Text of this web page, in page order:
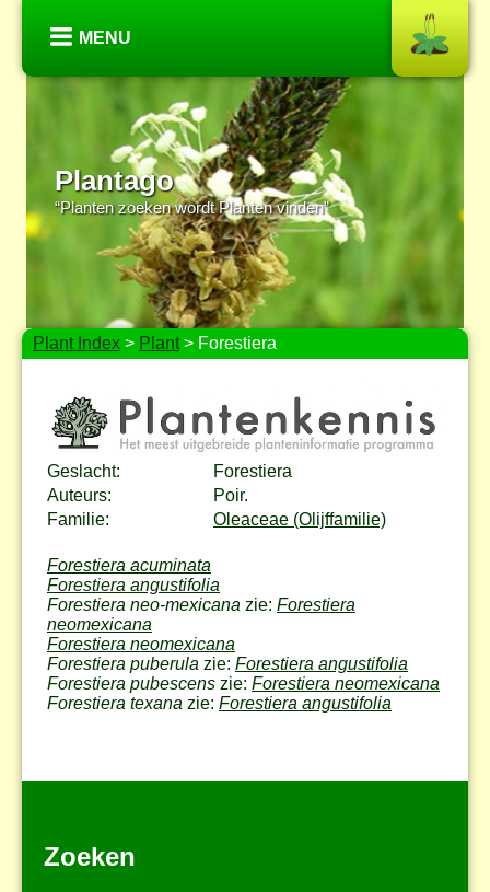
MENU
Plantago
“Planten zoeken wordt Planten vinden”
Plant Index > Plant> Forestiera
Geslacht:
Forestiera
Auteurs:
Poir.
Familie:
Oleaceae (Olijffamilie)
Forestiera acuminata
Forestiera angustifolia
Forestiera neo-mexicana zie: Forestiera
neomexicana
Forestiera neomexicana
Forestiera puberula zie: Forestiera angustifolia
Forestiera pubescens zie: Forestiera neomexicana
Forestiera texana zie: Forestiera angustifolia
Zoeken